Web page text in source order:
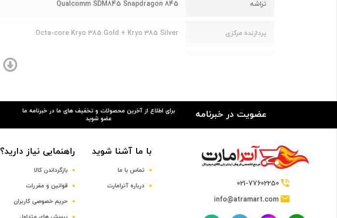
تراشه Qualcomm SDM845 Snapdragon 845
پردازنده مرکزی Octa-core Kryo 385 Gold + Kryo 385 Silver
صفحه نمایش
صفحه نمایش رنگی
صفحه نمایش لمسی
عضویت در خبرنامه
برای اطلاع از آخرین محصولات و تخفیف های ما در خبرنامه ما
عضو شوید
021-77602250
info@atramart.com
با ما آشنا شوید
تماس با ما
درباره آترامارت
راهنمایی نیاز دارید؟
بازگرداندن کالا
قوانین و مقررات
حریم خصوصی کاربران